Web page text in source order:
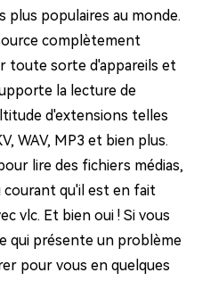
plus populaires au monde.
complètement
toute sorte d'appareils et
la lecture de
d'extensions telles
WAV, MP3 et bien plus.
lire des fichiers médias,
qu'il est en fait
vlc. Et bien oui ! Si vous
qui présente un problème
pour vous en quelques